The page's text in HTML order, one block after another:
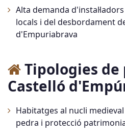
Alta demanda
locals i del desbordament
d'Empuriabrava
Tipologies
Castelló
Habitatges al nucli
pedra i protecció